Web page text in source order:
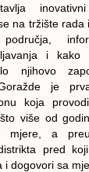
na tržište rada
i
njihovo
Goražde je
koja
više od
mjere, a
pred
i dogovori sa